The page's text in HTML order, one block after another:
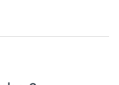
von der